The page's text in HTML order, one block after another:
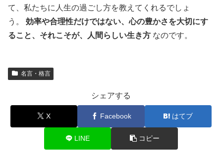
て、私たちに人生の過ごし方を教えてくれるでしょ
う。 効率や合理性だけではない、心の豊かさを大切にす
ること、それこそが、人間らしい生き方 なのです。
名言・格言
シェアする
X Facebook はてブ
LINE コピー